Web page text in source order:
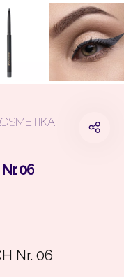
06
Nr. 06